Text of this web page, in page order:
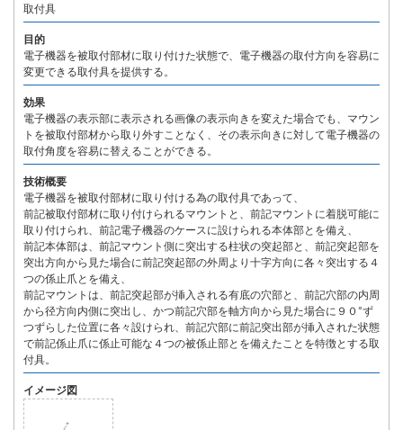
取付具
目的
電子機器を被取付部材に取り付けた状態で、電子機器の取付方向を容易に
変更できる取付具を提供する。
効果
電子機器の表示部に表示される画像の表示向きを変えた場合でも、マウン
トを被取付部材から取り外すことなく、その表示向きに対して電子機器の
取付角度を容易に替えることができる。
技術概要
電子機器を被取付部材に取り付ける為の取付具であって、
前記被取付部材に取り付けられるマウントと、前記マウントに着脱可能に
取り付けられ、前記電子機器のケースに設けられる本体部とを備え、
前記本体部は、前記マウント側に突出する柱状の突起部と、前記突起部を
突出方向から見た場合に前記突起部の外周より十字方向に各々突出する４
つの係止爪とを備え、
前記マウントは、前記突起部が挿入される有底の穴部と、前記穴部の内周
から径方向内側に突出し、かつ前記穴部を軸方向から見た場合に９０°ず
つずらした位置に各々設けられ、前記穴部に前記突出部が挿入された状態
で前記係止爪に係止可能な４つの被係止部とを備えたことを特徴とする取
付具。
イメージ図